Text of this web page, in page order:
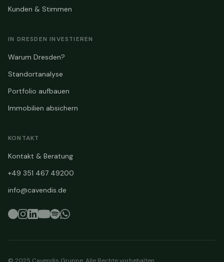
Kunden & Stimmen
IN DRESDEN INVESTIEREN
Warum Dresden?
Standortanalyse
Portfolio aufbauen
Immobilien absichern
KONTAKT
Kontakt & Beratung
+49 351 467 49200
info@cavendis.de
© 2025 Cavendis Gruppe. Alle Rechte vorbehalten.